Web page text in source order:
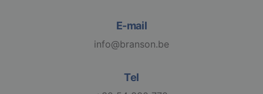
E-mail
info@branson.be
Tel